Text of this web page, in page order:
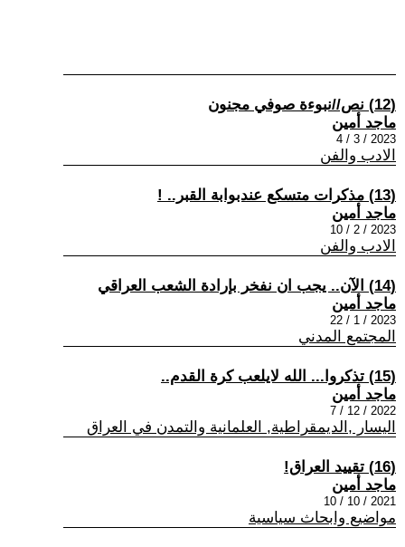
(12) نص//نبوءة صوفي مجنون
ماجد أمين
2023 / 3 / 4
الادب والفن
(13) مذكرات متسكع عندبوابة القبر.. !
ماجد أمين
2023 / 2 / 10
الادب والفن
(14) الآن.. يجب ان نفخر بإرادة الشعب العراقي
ماجد أمين
2023 / 1 / 22
المجتمع المدني
(15) تذكروا... الله لايلعب كرة القدم..
ماجد أمين
2022 / 12 / 7
اليسار ,الديمقراطية, العلمانية والتمدن في العراق
(16) تقييد العراق!
ماجد أمين
2021 / 10 / 10
مواضيع وابحاث سياسية